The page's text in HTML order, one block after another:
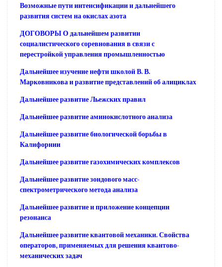
Возможные пути интенсификации и дальнейшего
развития систем на окислах азота
ДОГОВОРЫ О дальнейшем развитии
социалистического соревнования в связи с
перестройкой управления промышленностью
Дальнейшее изучение нефти школой В. В.
Марковникова и развитие представлений об алициклах
Дальнейшее развитие Льежских правил
Дальнейшее развитие аминокислотного анализа
Дальнейшее развитие биологической борьбы в
Калифорнии
Дальнейшее развитие газохимических комплексов
Дальнейшее развитие зондового масс-
спектрометрического метода анализа
Дальнейшее развитие и приложение концепции
резонанса
Дальнейшее развитие квантовой механики. Свойства
операторов, применяемых для решения квантово-
механических задач